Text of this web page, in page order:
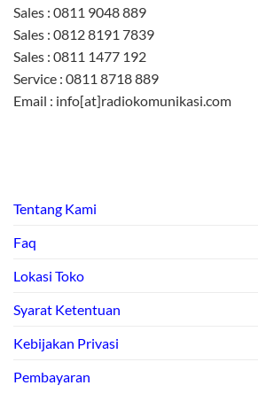
Sales : 0811 9048 889
Sales : 0812 8191 7839
Sales : 0811 1477 192
Service : 0811 8718 889
Email : info[at]radiokomunikasi.com
Tentang Kami
Faq
Lokasi Toko
Syarat Ketentuan
Kebijakan Privasi
Pembayaran